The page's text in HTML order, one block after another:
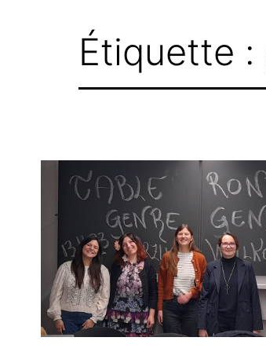
Étiquette :